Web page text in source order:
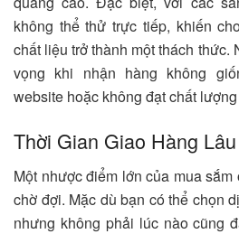
không thể thử trực tiếp, khiến
chất liệu trở thành một thách thức.
vọng khi nhận hàng không
website hoặc không đạt chất
Thời Gian Giao Hàng Lâu
Một nhược điểm lớn của mua
chờ đợi. Mặc dù bạn có thể chọn
nhưng không phải lúc nào cũng